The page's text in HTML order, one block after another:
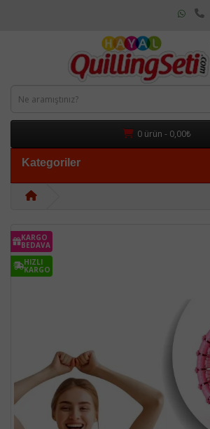
0 ürün - 0,00₺
Kategoriler
KARGO
BEDAVA
HIZLI
KARGO